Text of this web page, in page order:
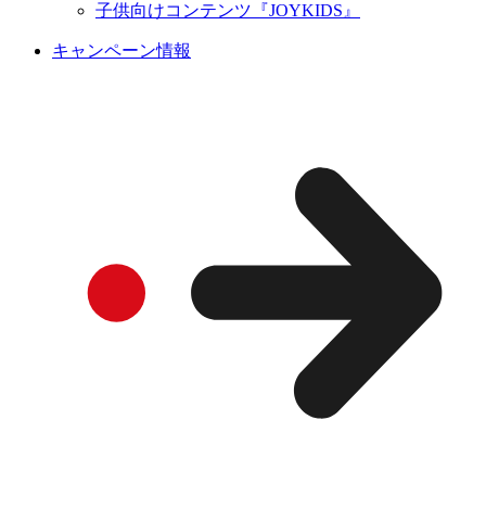
子供向けコンテンツ『JOYKIDS』
キャンペーン情報